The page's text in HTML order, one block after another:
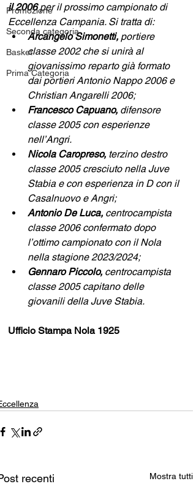
Promozione
Seconda categoria
Basket
Prima Categoria
il 2006 per il prossimo campionato di
Eccellenza Campania. Si tratta di:
Arcangelo Simonetti, portiere
classe 2002 che si unirà al
giovanissimo reparto già formato
dai portieri Antonio Nappo 2006 e
Christian Angarelli 2006;
Francesco Capuano, difensore
classe 2005 con esperienze
nell’Angri.
Nicola Caropreso, terzino destro
classe 2005 cresciuto nella Juve
Stabia e con esperienza in D con il
Casalnuovo e Angri;
Antonio De Luca, centrocampista
classe 2006 confermato dopo
l’ottimo campionato con il Nola
nella stagione 2023/2024;
Gennaro Piccolo, centrocampista
classe 2005 capitano delle
giovanili della Juve Stabia.
Ufficio Stampa Nola 1925
recenti Mostra tutti